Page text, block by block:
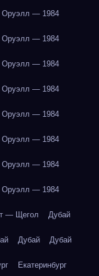
— 1984
— 1984
— 1984
— 1984
— 1984
— 1984
— 1984
— 1984
— Щегол Дубай
Дубай Дубай
Екатеринбург